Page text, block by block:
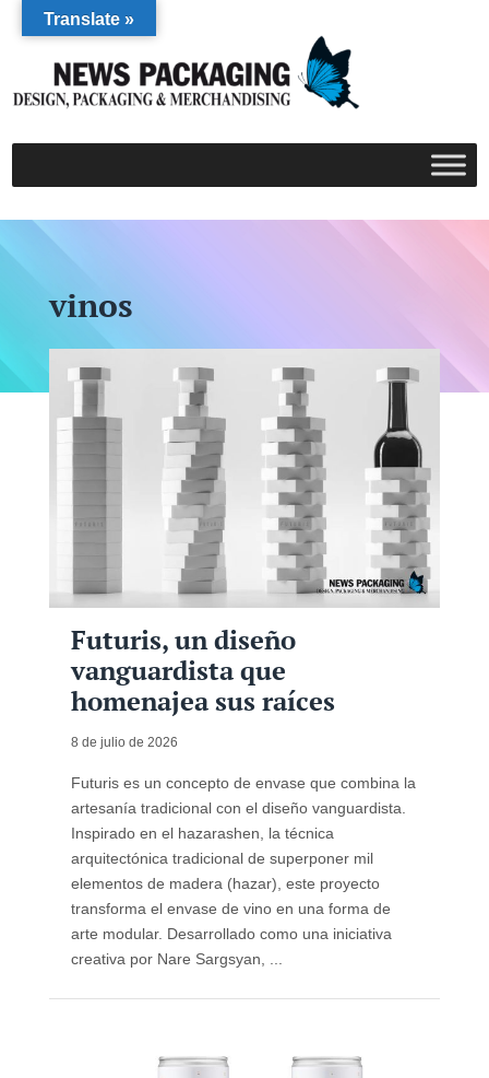
vinos
Futuris, un diseño
vanguardista que
homenajea sus raíces
8 de julio de 2026
Futuris es un concepto de envase que combina la
artesanía tradicional con el diseño vanguardista.
Inspirado en el hazarashen, la técnica
arquitectónica tradicional de superponer mil
elementos de madera (hazar), este proyecto
transforma el envase de vino en una forma de
arte modular. Desarrollado como una iniciativa
creativa por Nare Sargsyan, ...
Translate »